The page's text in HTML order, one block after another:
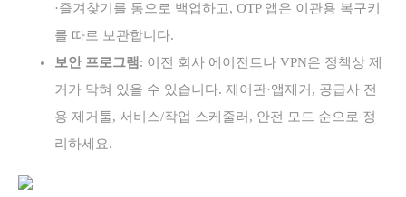
·즐겨찾기를 통으로 백업하고, OTP 앱은 이관용 복구키
를 따로 보관합니다.
보안 프로그램 : 이전 회사 에이전트나 VPN은 정책상 제
거가 막혀 있을 수 있습니다. 제어판·앱제거, 공급사 전
용 제거툴, 서비스/작업 스케줄러, 안전 모드 순으로 정
리하세요.